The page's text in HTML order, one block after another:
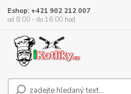
Eshop: +421 902 212 007
od 8:00 - do 16:00 hod